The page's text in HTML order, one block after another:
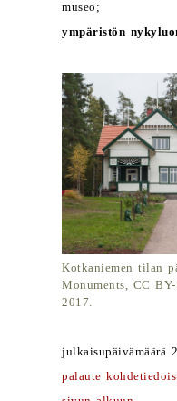
museo;
ympäristön
Kotkaniemen tilan
Monuments, CC
2017.
julkaisupäivämäärä
palaute